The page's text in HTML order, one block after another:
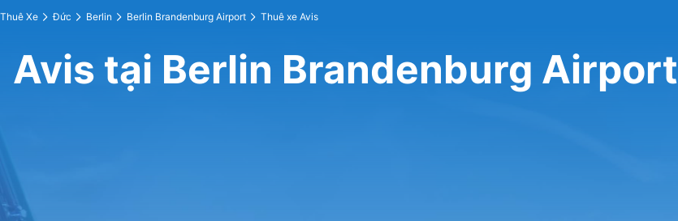
Thuê Xe Đức Berlin Berlin Brandenburg Airport Thuê xe Avis
Avis tại Berlin Brandenburg Airport